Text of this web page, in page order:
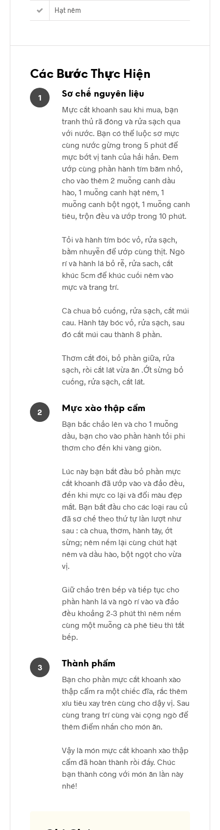
Hạt nêm
Các Bước Thực Hiện
1
Sơ chế nguyên liệu
Mực cắt khoanh sau khi mua, bạn
tranh thủ rã đông và rửa sạch qua
với nước. Bạn có thể luộc sơ mực
cùng nước gừng trong 5 phút để
mực bớt vị tanh của hải hản. Đem
ướp cùng phần hành tím băm nhỏ,
cho vào thêm 2 muỗng canh dầu
hào, 1 muỗng canh hạt nêm, 1
muỗng canh bột ngọt, 1 muỗng canh
tiêu, trộn đều và ướp trong 10 phút.
Tỏi và hành tím bóc vỏ, rửa sạch,
bằm nhuyễn để ướp cùng thịt. Ngò
rí và hành lá bỏ rễ, rửa sach, cắt
khúc 5cm để khúc cuối nêm vào
mực và trang trí.
Cà chua bỏ cuống, rửa sạch, cắt múi
cau. Hành tây bóc vỏ, rửa sạch, sau
đó cắt múi cau thành 8 phần.
Thơm cắt đôi, bỏ phần giữa, rửa
sạch, rồi cắt lát vừa ăn .Ớt sừng bỏ
cuống, rửa sạch, cắt lát.
2
Mực xào thập cẩm
Bạn bắc chảo lên và cho 1 muỗng
dầu, bạn cho vào phần hành tỏi phi
thơm cho đến khi vàng giòn.
Lúc này bạn bắt đầu bỏ phần mực
cắt khoanh đã ướp vào và đảo đều,
đến khi mực co lại và đổi màu đẹp
mắt. Bạn bắt đầu cho các loại rau củ
đã sơ chế theo thứ tự lần lượt như
sau : cà chua, thơm, hành tây, ớt
sừng; nêm nếm lại cùng chút hạt
nêm và dầu hào, bột ngọt cho vừa
vị.
Giữ chảo trên bếp và tiếp tục cho
phần hành lá và ngò rí vào và đảo
đều khoảng 2-3 phút thì nêm nếm
cùng một muỗng cà phê tiêu thì tắt
bếp.
3
Thành phẩm
Bạn cho phần mực cắt khoanh xào
thập cẩm ra một chiếc đĩa, rắc thêm
xíu tiêu xay trên cùng cho dậy vị. Sau
cùng trang trí cùng vài cọng ngò để
thêm điểm nhấn cho món ăn.
Vậy là món mực cắt khoanh xào thập
cẩm đã hoàn thành rồi đấy. Chúc
bạn thành công với món ăn lần này
nhé!